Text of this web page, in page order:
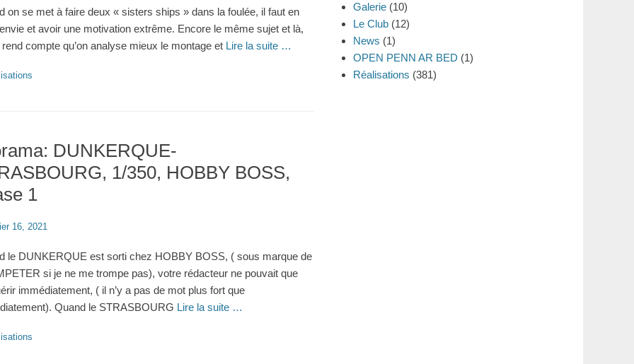
on se met à faire deux « sisters ships » dans la foulée, il faut en
et avoir une motivation extrême. Encore le même sujet et là,
compte qu’on analyse mieux le montage et Lire la suite …
DUNKERQUE-
1/350, HOBBY BOSS,
1
16, 2021
le DUNKERQUE est sorti chez HOBBY BOSS, ( sous marque de
si je ne me trompe pas), votre rédacteur ne pouvait que
immédiatement, ( il n’y a pas de mot plus fort que
Quand le STRASBOURG Lire la suite …
Galerie (10)
Le Club (12)
News (1)
OPEN PENN AR BED (1)
Réalisations (381)